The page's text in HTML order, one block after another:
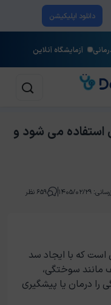
دانلود اپلیکیشن
آزمایشگاه آنلاین
استفاده می شود و
۱۴۰۵/۰۲/۲۹ ۶۵۹ نظر
که با ایجاد سد
سوختگی،
درمان یا پیشگیری